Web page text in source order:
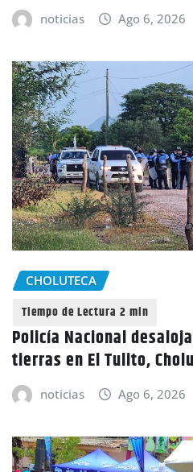
noticias Ago 6, 2026
CHOLUTECA
Policía Nacional
tierras en El Tulito,
noticias Ago 6, 2026